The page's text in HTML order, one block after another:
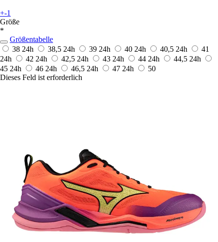
+-1
Größe
*
Größentabelle
38 24h 38,5 24h 39 24h 40 24h 40,5 24h
41
24h
42 24h 42,5 24h 43 24h 44 24h 44,5 24h
45 24h 46 24h 46,5 24h 47 24h
50
Dieses Feld ist erforderlich